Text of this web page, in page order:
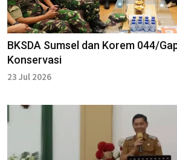
BKSDA Sumsel dan Korem 044/
Konservasi
23 Jul 2026